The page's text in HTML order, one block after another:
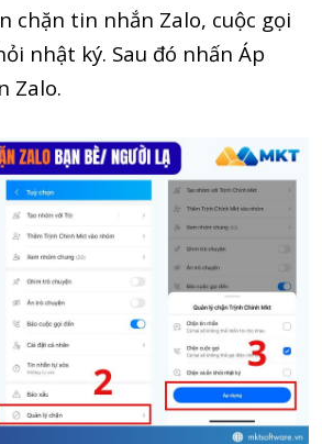
chặn tin nhắn Zalo, cuộc gọi
nhật ký. Sau đó nhấn Áp
Zalo.